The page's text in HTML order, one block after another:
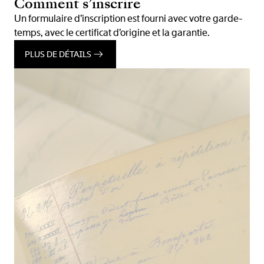
Un formulaire d’inscription est fourni avec votre garde-
temps, avec le certificat d’origine et la garantie.
PLUS DE DÉTAILS